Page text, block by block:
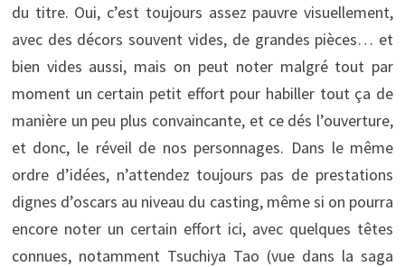
du titre. Oui, c’est toujours assez pauvre visuellement,
avec des décors souvent vides, de grandes pièces… et
bien vides aussi, mais on peut noter malgré tout par
moment un certain petit effort pour habiller tout ça de
manière un peu plus convaincante, et ce dés l’ouverture,
et donc, le réveil de nos personnages. Dans le même
ordre d’idées, n’attendez toujours pas de prestations
dignes d’oscars au niveau du casting, même si on pourra
encore noter un certain effort ici, avec quelques têtes
connues, notamment Tsuchiya Tao (vue dans la saga